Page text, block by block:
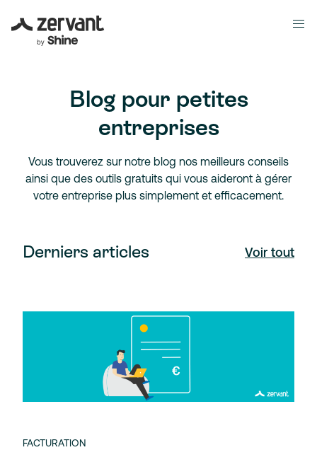
Blog pour petites
entreprises
Vous trouverez sur notre blog nos meilleurs conseils
ainsi que des outils gratuits qui vous aideront à gérer
votre entreprise plus simplement et efficacement.
Derniers articles Voir tout
FACTURATION